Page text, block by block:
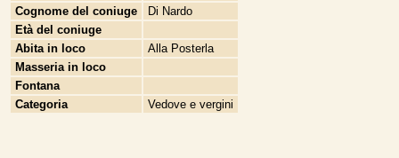
Cognome del coniuge
Di Nardo
Età del coniuge
Abita in loco
Alla Posterla
Masseria in loco
Fontana
Categoria
Vedove e vergini